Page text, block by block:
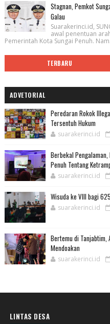
Stagnan, Pemkot
Galau
Suarakerinci.id,
awal penentuan
Pemerintah Kota Sungai Penuh.
TERBARU
ADVETORIAL
Peredaran Rokok
Tersentuh Hukum
suarakerinci.id
Berbekal
Penuh Tentang
suarakerinci.id
Wisuda ke VIII bagi
suarakerinci.id
Bertemu di Tanjabtim,
Mendoakan
suarakerinci.id
LINTAS DESA